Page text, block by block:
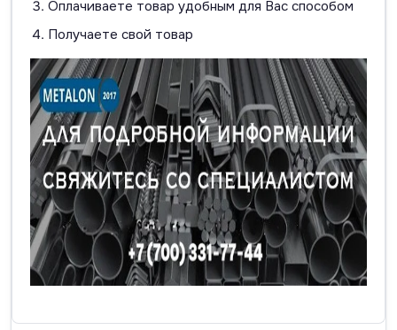
Оплачиваете товар удобным для Вас способом
Получаете свой товар